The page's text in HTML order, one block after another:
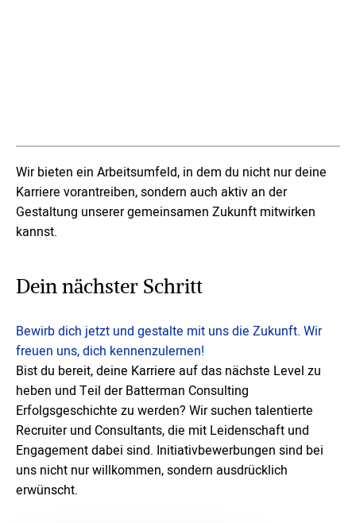
Wir bieten ein Arbeitsumfeld, in dem du nicht nur deine
Karriere vorantreiben, sondern auch aktiv an der
Gestaltung unserer gemeinsamen Zukunft mitwirken
kannst.
Dein nächster Schritt
Bewirb dich jetzt und gestalte mit uns die Zukunft. Wir
freuen uns, dich kennenzulernen!
Bist du bereit, deine Karriere auf das nächste Level zu
heben und Teil der Batterman Consulting
Erfolgsgeschichte zu werden? Wir suchen talentierte
Recruiter und Consultants, die mit Leidenschaft und
Engagement dabei sind. Initiativbewerbungen sind bei
uns nicht nur willkommen, sondern ausdrücklich
erwünscht.